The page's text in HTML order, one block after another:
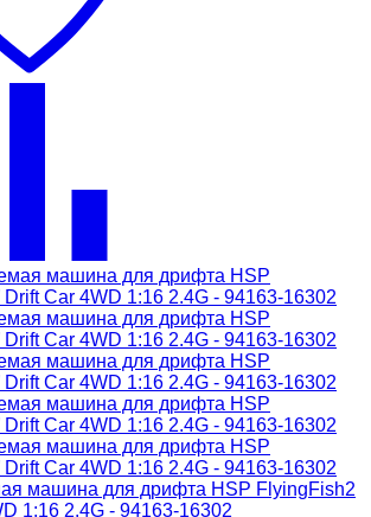
машина для дрифта HSP FlyingFish2
1:16 2.4G - 94163-16302